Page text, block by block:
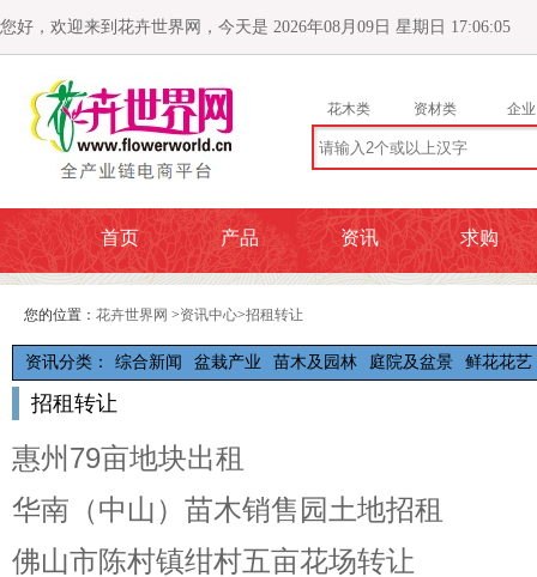
您好，欢迎来到花卉世界网，今天是 2026年08月09日 星期日 17:06:06
花木类 资材类 企业
首页 产品 资讯 求购
您的位置： 花卉世界网 >资讯中心>招租转让
资讯分类： 综合新闻 盆栽产业 苗木及园林 庭院及盆景 鲜花花艺
招租转让
惠州79亩地块出租
华南（中山）苗木销售园土地招租
佛山市陈村镇绀村五亩花场转让